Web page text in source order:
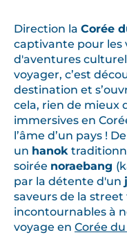
Direction la Corée
captivante pour les
d'aventures
voyager, c’est
destination et
cela, rien de mieux
immersives en
l’âme d’un pays !
un hanok
soirée noraebang
par la détente d'un
saveurs de la street
incontournables à
voyage en Corée